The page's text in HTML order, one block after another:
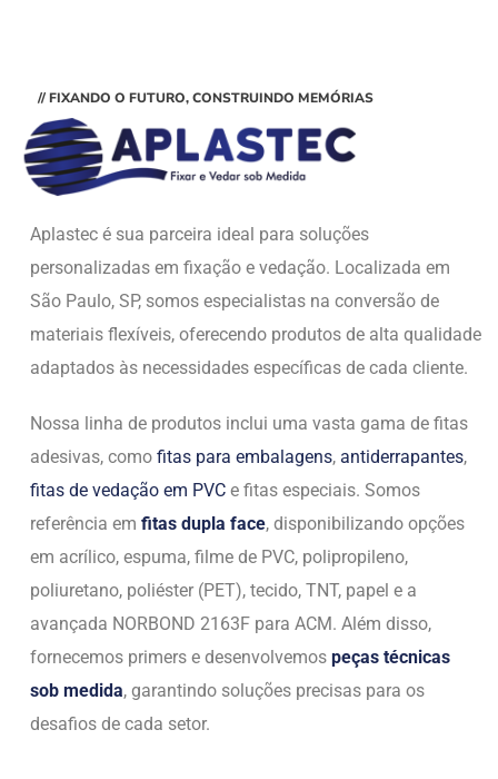
// FIXANDO O FUTURO, CONSTRUINDO MEMÓRIAS
Aplastec é sua parceira ideal para soluções
personalizadas em fixação e vedação. Localizada em
São Paulo, SP, somos especialistas na conversão de
materiais flexíveis, oferecendo produtos de alta qualidade
adaptados às necessidades específicas de cada cliente.
Nossa linha de produtos inclui uma vasta gama de fitas
adesivas, como fitas para embalagens, antiderrapantes,
fitas de vedação em PVC e fitas especiais. Somos
referência em fitas dupla face, disponibilizando opções
em acrílico, espuma, filme de PVC, polipropileno,
poliuretano, poliéster (PET), tecido, TNT, papel e a
avançada NORBOND 2163F para ACM. Além disso,
fornecemos primers e desenvolvemos peças técnicas
sob medida, garantindo soluções precisas para os
desafios de cada setor.